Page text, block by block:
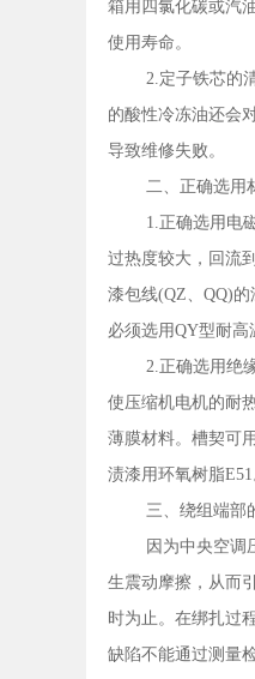
箱用四氯化碳或汽
使用寿命。
2.定子铁芯的
的酸性冷冻油还会
导致维修失败。
二、正确选用
1.正确选用电
过热度较大，回流
漆包线(QZ、QQ)
必须选用QY型耐高
2.正确选用绝
使压缩机电机的耐
薄膜材料。槽契可
渍漆用环氧树脂E51
三、绕组端部
因为中央空调
生震动摩擦，从而
时为止。在绑扎过
缺陷不能通过测量